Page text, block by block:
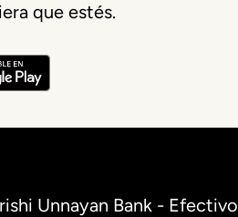
que estés.
Unnayan Bank - Efectivo